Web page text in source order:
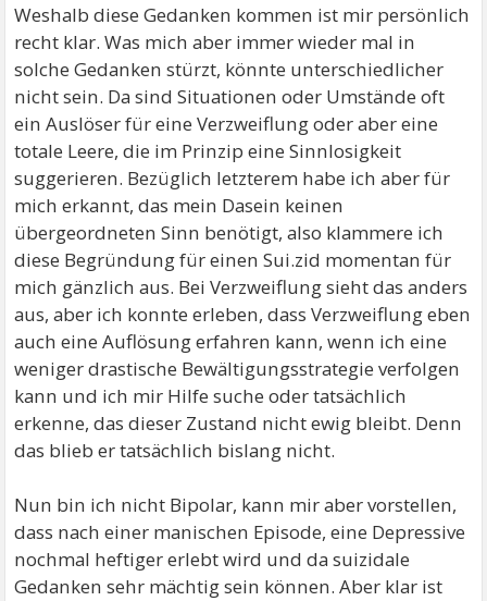
Weshalb diese Gedanken kommen ist mir persönlich
recht klar. Was mich aber immer wieder mal in
solche Gedanken stürzt, könnte unterschiedlicher
nicht sein. Da sind Situationen oder Umstände oft
ein Auslöser für eine Verzweiflung oder aber eine
totale Leere, die im Prinzip eine Sinnlosigkeit
suggerieren. Bezüglich letzterem habe ich aber für
mich erkannt, das mein Dasein keinen
übergeordneten Sinn benötigt, also klammere ich
diese Begründung für einen Sui.zid momentan für
mich gänzlich aus. Bei Verzweiflung sieht das anders
aus, aber ich konnte erleben, dass Verzweiflung eben
auch eine Auflösung erfahren kann, wenn ich eine
weniger drastische Bewältigungsstrategie verfolgen
kann und ich mir Hilfe suche oder tatsächlich
erkenne, das dieser Zustand nicht ewig bleibt. Denn
das blieb er tatsächlich bislang nicht.
Nun bin ich nicht Bipolar, kann mir aber vorstellen,
dass nach einer manischen Episode, eine Depressive
nochmal heftiger erlebt wird und da suizidale
Gedanken sehr mächtig sein können. Aber klar ist